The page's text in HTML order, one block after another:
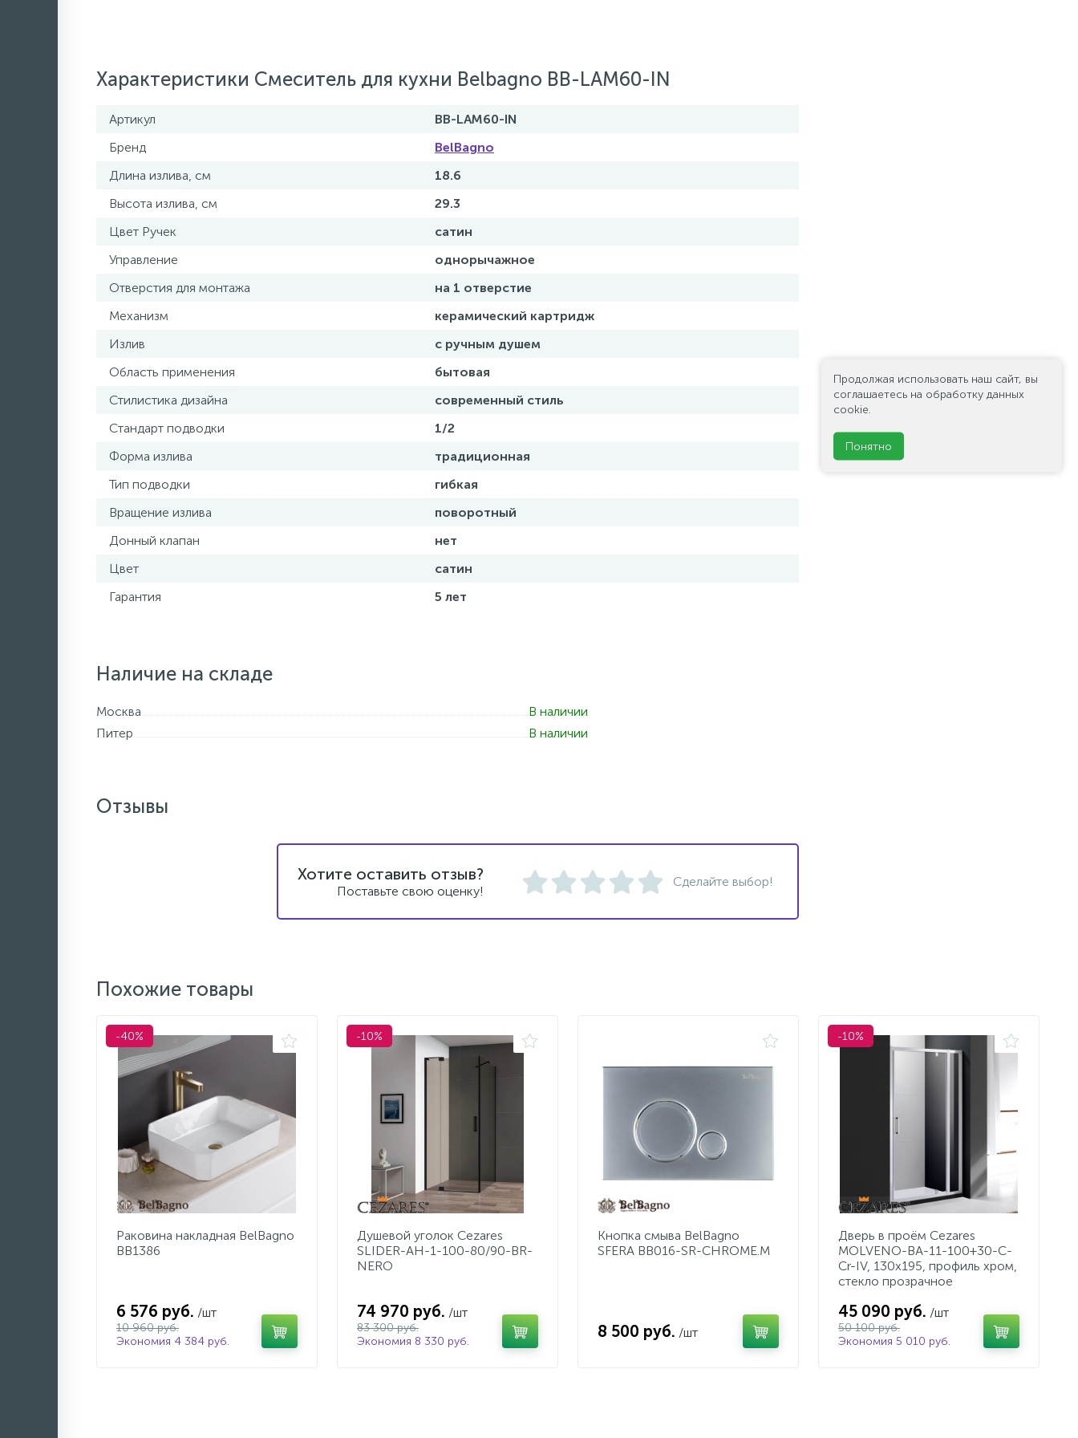
Характеристики Смеситель для кухни Belbagno BB-LAM60-IN
Артикул
BB-LAM60-IN
Бренд
BelBagno
Длина излива, см
18.6
Высота излива, см
29.3
Цвет Ручек
сатин
Управление
однорычажное
Отверстия для монтажа
на 1 отверстие
Механизм
керамический картридж
Излив
с ручным душем
Область применения
бытовая
Стилистика дизайна
современный стиль
Стандарт подводки
1/2
Форма излива
традиционная
Тип подводки
гибкая
Вращение излива
поворотный
Донный клапан
нет
Цвет
сатин
Гарантия
5 лет
Наличие на складе
Москва
В наличии
Питер
В наличии
Отзывы
Хотите оставить отзыв?
Поставьте свою оценку!
Сделайте выбор!
Похожие товары
-40%
Раковина накладная BelBagno
BB1386
6 576 руб. /шт
10 960 руб.
Экономия 4 384 руб.
-10%
Душевой уголок Cezares
SLIDER-AH-1-100-80/90-BR-
NERO
74 970 руб. /шт
83 300 руб.
Экономия 8 330 руб.
Кнопка смыва BelBagno
SFERA BB016-SR-CHROME.M
8 500 руб. /шт
-10%
Дверь в проём Cezares
MOLVENO-BA-11-100+30-C-
Cr-IV, 130х195, профиль хром,
стекло прозрачное
45 090 руб. /шт
50 100 руб.
Экономия 5 010 руб.
Продолжая использовать наш сайт, вы
соглашаетесь на обработку данных
cookie.
Понятно